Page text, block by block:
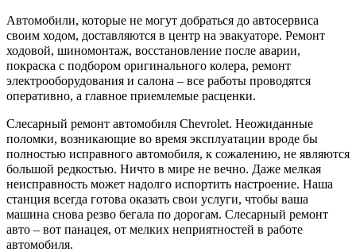
Автомобили, которые не могут добраться до автосервиса
своим ходом, доставляются в центр на эвакуаторе. Ремонт
ходовой, шиномонтаж, восстановление после аварии,
покраска с подбором оригинального колера, ремонт
электрооборудования и салона – все работы проводятся
оперативно, а главное приемлемые расценки.
Слесарный ремонт автомобиля Chevrolet. Неожиданные
поломки, возникающие во время эксплуатации вроде бы
полностью исправного автомобиля, к сожалению, не являются
большой редкостью. Ничто в мире не вечно. Даже мелкая
неисправность может надолго испортить настроение. Наша
станция всегда готова оказать свои услуги, чтобы ваша
машина снова резво бегала по дорогам. Слесарный ремонт
авто – вот панацея, от мелких неприятностей в работе
автомобиля.